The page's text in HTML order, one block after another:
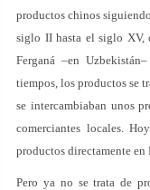
productos chinos
siglo II hasta el siglo XV,
Ferganá –en
tiempos, los productos se
se intercambiaban unos
comerciantes locales.
productos directamente
Pero ya no se trata de